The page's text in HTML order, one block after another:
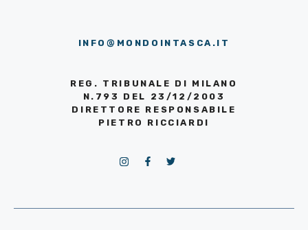
INFO@MONDOINTASCA.IT
REG. TRIBUNALE DI MILANO
N.793 DEL 23/12/2003
DIRETTORE RESPONSABILE
PIETRO RICCIARDI